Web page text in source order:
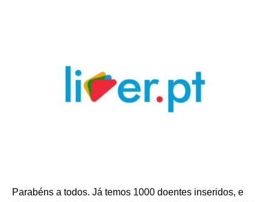
Parabéns a todos. Já temos 1000 doentes inseridos, e